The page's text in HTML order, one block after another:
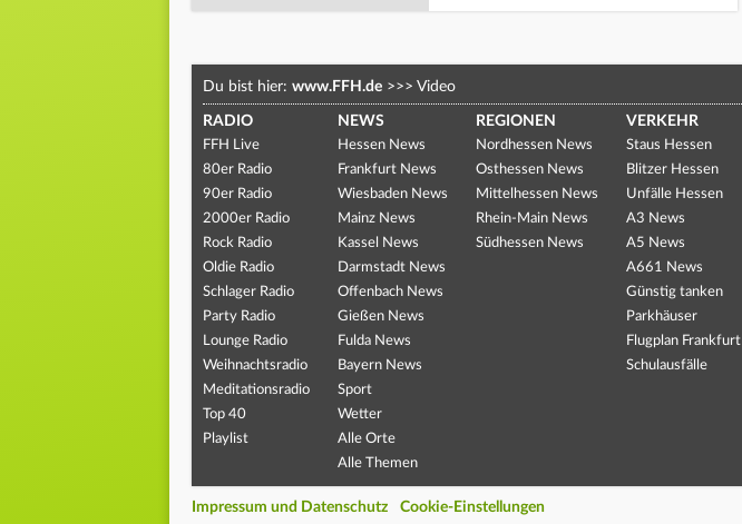
Du bist hier: www.FFH.de >>> Video
RADIO
FFH Live
80er Radio
90er Radio
2000er Radio
Rock Radio
Oldie Radio
Schlager Radio
Party Radio
Lounge Radio
Weihnachtsradio
Meditationsradio
Top 40
Playlist
NEWS
Hessen News
Frankfurt News
Wiesbaden News
Mainz News
Kassel News
Darmstadt News
Offenbach News
Gießen News
Fulda News
Bayern News
Sport
Wetter
Alle Orte
Alle Themen
REGIONEN
Nordhessen News
Osthessen News
Mittelhessen News
Rhein-Main News
Südhessen News
VERKEHR
Staus Hessen
Blitzer Hessen
Unfälle Hessen
A3 News
A5 News
A661 News
Günstig tanken
Parkhäuser
Flugplan Frankfurt
Schulausfälle
Impressum und Datenschutz Cookie-Einstellungen